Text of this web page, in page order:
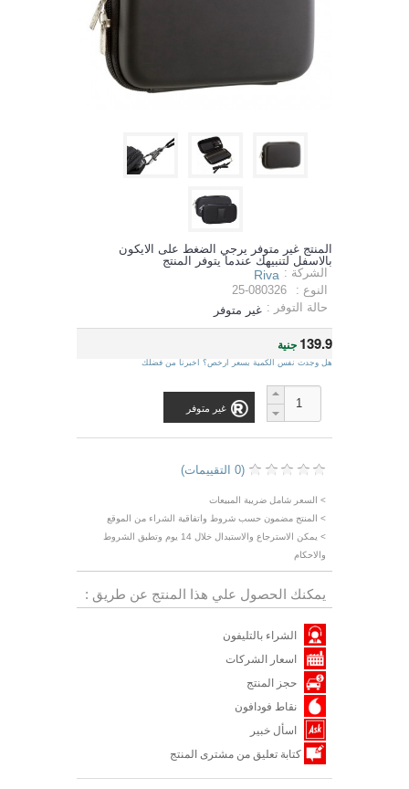
المنتج غير متوفر يرجي الضغط على الايكون
بالاسفل لتنبيهك عندما يتوفر المنتج
الشركة : Riva
النوع :
25-080326
حالة التوفر : غير متوفر
139.9 جنية
هل وجدت نفس الكمية بسعر ارخص؟ اخبرنا من فضلك
غير متوفر
(0 التقييمات)
> السعر شامل ضريبة المبيعات
> المنتج مضمون حسب شروط واتفاقية الشراء من الموقع
> يمكن الاسترجاع والاستبدال خلال 14 يوم وتطبق الشروط
والاحكام
يمكنك الحصول علي هذا المنتج عن طريق :
الشراء بالتليفون
اسعار الشركات
حجز المنتج
نقاط فودافون
اسأل خبير
كتابة تعليق من مشترى المنتج